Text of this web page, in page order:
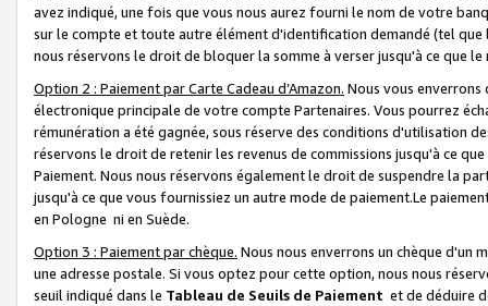
avez indiqué, une fois que vous nous aurez fourni le nom de votre
sur le compte et toute autre élément d'identification demandé (tel que
nous réservons le droit de bloquer la somme à verser jusqu'à ce que
Option 2 : Paiement par Carte Cadeau d’Amazon. Nous vous
électronique principale de votre compte Partenaires. Vous pourrez
rémunération a été gagnée, sous réserve des conditions d'utilisation
réservons le droit de retenir les revenus de commissions jusqu'à ce
Paiement. Nous nous réservons également le droit de suspendre la
jusqu'à ce que vous fournissiez un autre mode de paiement.Le
en Pologne ni en Suède.
Option 3 : Paiement par chèque. Nous nous enverrons un chèque d'un
une adresse postale. Si vous optez pour cette option, nous nous
seuil indiqué dans le Tableau de Seuils de Paiement et de déduire